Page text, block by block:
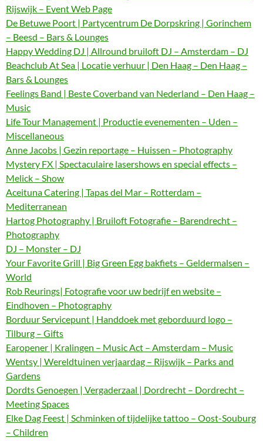
Rijswijk – Event Web Page
De Betuwe Poort | Partycentrum De Dorpskring | Gorinchem
– Beesd – Bars & Lounges
Happy Wedding DJ | Allround bruiloft DJ – Amsterdam – DJ
Beachclub At Sea | Locatie verhuur | Den Haag – Den Haag –
Bars & Lounges
Feelings Band | Beste Coverband van Nederland – Den Haag –
Music
Life Tour Management | Productie evenementen – Uden –
Miscellaneous
Anne Jacobs | Gezin reportage – Huissen – Photography
Mystery FX | Spectaculaire lasershows en special effects –
Melick – Show
Aceituna Catering | Tapas del Mar – Rotterdam –
Mediterranean
Hartog Photography | Bruiloft Fotografie – Barendrecht –
Photography
DJ – Monster – DJ
Your Favorite Grill | Big Green Egg bakfiets – Geldermalsen –
World
Rob Reurings| Fotografie voor uw bedrijf en website –
Eindhoven – Photography
Borduur Servicepunt | Handdoek met geborduurd logo –
Tilburg – Gifts
Earopener | Kralingen – Music Act – Amsterdam – Music
Wentsy | Wereldtuinen verjaardag – Rijswijk – Parks and
Gardens
Dordts Genoegen | Vergaderzaal | Dordrecht – Dordrecht –
Meeting Spaces
Elke Dag Feest | Schminken of tijdelijke tattoo – Oost-Souburg
– Children